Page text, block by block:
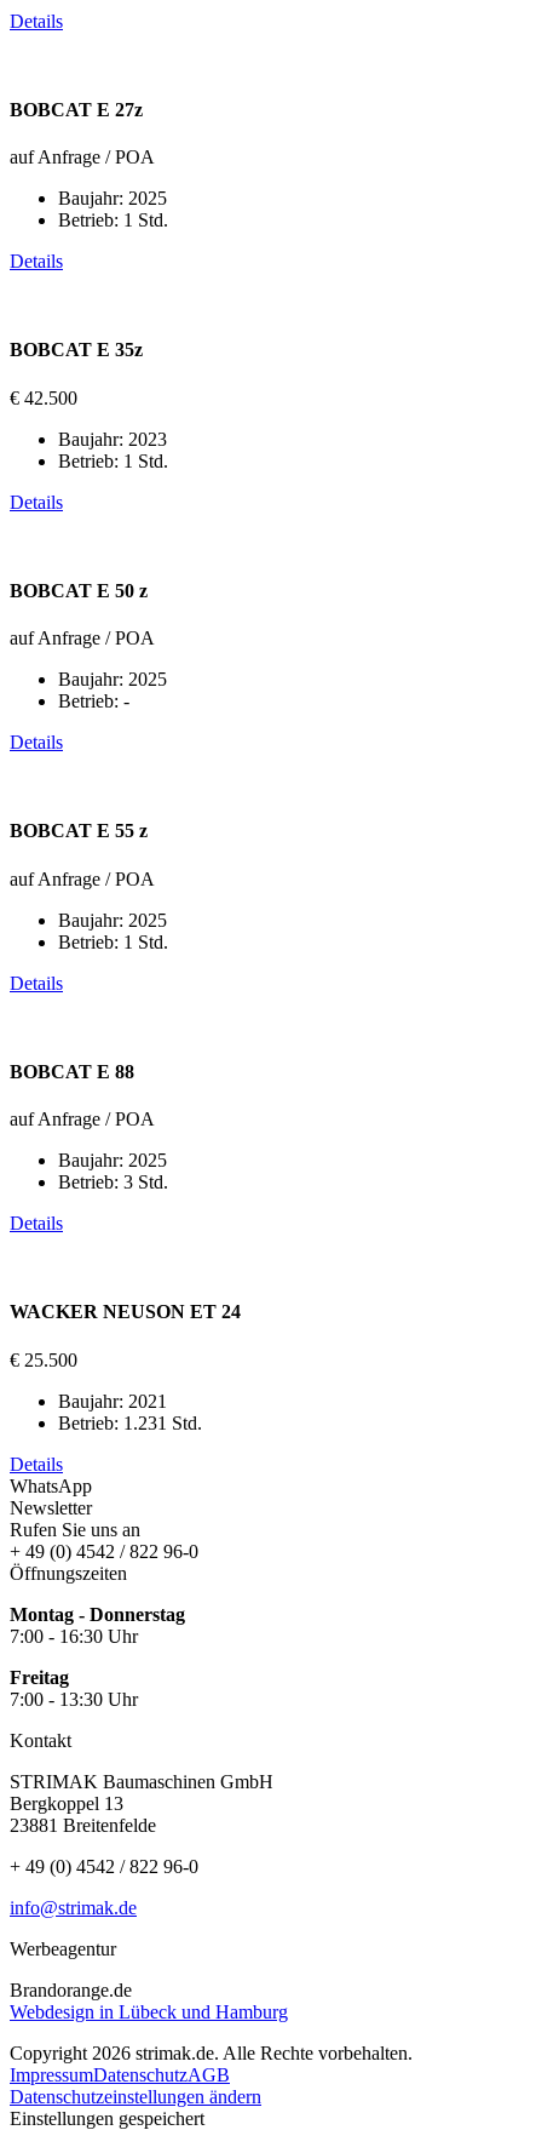
Details
BOBCAT E 27z
auf Anfrage / POA
Baujahr: 2025
Betrieb: 1 Std.
Details
BOBCAT E 35z
€ 42.500
Baujahr: 2023
Betrieb: 1 Std.
Details
BOBCAT E 50 z
auf Anfrage / POA
Baujahr: 2025
Betrieb: -
Details
BOBCAT E 55 z
auf Anfrage / POA
Baujahr: 2025
Betrieb: 1 Std.
Details
BOBCAT E 88
auf Anfrage / POA
Baujahr: 2025
Betrieb: 3 Std.
Details
WACKER NEUSON ET 24
€ 25.500
Baujahr: 2021
Betrieb: 1.231 Std.
Details
WhatsApp
Newsletter
Rufen Sie uns an
+ 49 (0) 4542 / 822 96-0
Öffnungszeiten
Montag - Donnerstag
7:00 - 16:30 Uhr
Freitag
7:00 - 13:30 Uhr
Kontakt
STRIMAK Baumaschinen GmbH
Bergkoppel 13
23881 Breitenfelde
+ 49 (0) 4542 / 822 96-0
info@strimak.de
Werbeagentur
Brandorange.de
Webdesign in Lübeck und Hamburg
Copyright 2026 strimak.de. Alle Rechte vorbehalten.
ImpressumDatenschutzAGB
Datenschutzeinstellungen ändern
Einstellungen gespeichert